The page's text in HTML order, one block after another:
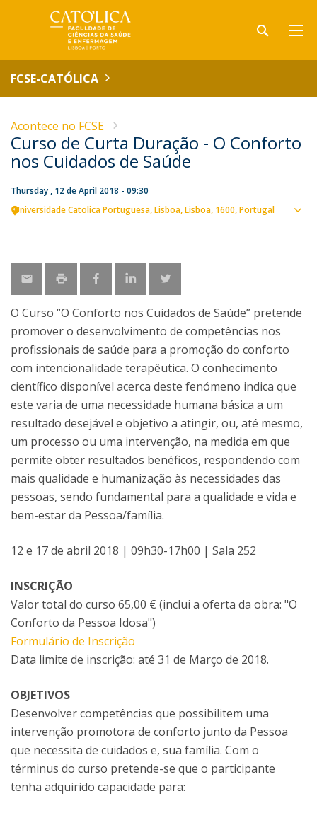
FCSE-CATÓLICA
Acontece no FCSE
Curso de Curta Duração - O Conforto
nos Cuidados de Saúde
Thursday , 12 de April 2018 - 09:30
Universidade Catolica Portuguesa Lisboa Lisboa 1600 Portugal
O Curso “O Conforto nos Cuidados de Saúde” pretende
promover o desenvolvimento de competências nos
profissionais de saúde para a promoção do conforto
com intencionalidade terapêutica. O conhecimento
científico disponível acerca deste fenómeno indica que
este varia de uma necessidade humana básica a um
resultado desejável e objetivo a atingir, ou, até mesmo,
um processo ou uma intervenção, na medida em que
permite obter resultados benéficos, respondendo com
mais qualidade e humanização às necessidades das
pessoas, sendo fundamental para a qualidade e vida e
bem-estar da Pessoa/família.
12 e 17 de abril 2018 | 09h30-17h00 | Sala 252
INSCRIÇÃO
Valor total do curso 65,00 € (inclui a oferta da obra: "O
Conforto da Pessoa Idosa")
Formulário de Inscrição
Data limite de inscrição: até 31 de Março de 2018.
OBJETIVOS
Desenvolver competências que possibilitem uma
intervenção promotora de conforto junto da Pessoa
que necessita de cuidados e, sua família. Com o
términus do curso pretende-se que o participante
tenha adquirido capacidade para: